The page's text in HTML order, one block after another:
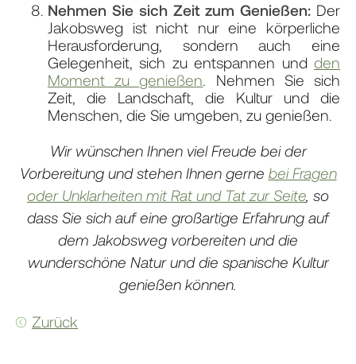
Nehmen Sie sich Zeit zum Genießen: Der
Jakobsweg ist nicht nur eine körperliche
Herausforderung, sondern auch eine
Gelegenheit, sich zu entspannen und den
Moment zu genießen. Nehmen Sie sich
Zeit, die Landschaft, die Kultur und die
Menschen, die Sie umgeben, zu genießen.
Wir wünschen Ihnen viel Freude bei der
Vorbereitung und stehen Ihnen gerne bei Fragen
oder Unklarheiten mit Rat und Tat zur Seite, so
dass Sie sich auf eine großartige Erfahrung auf
dem Jakobsweg vorbereiten und die
wunderschöne Natur und die spanische Kultur
genießen können.
Zurück